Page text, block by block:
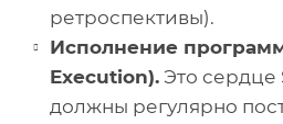
ретроспективы).
Исполнение
Execution). Это сердце
должны регулярно